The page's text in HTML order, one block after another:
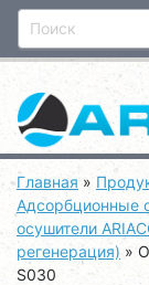
Главная »
Адсорбционные
осушители
регенерация) »
S030